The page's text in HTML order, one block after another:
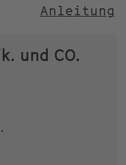
Anleitung
und CO.